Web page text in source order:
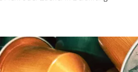
wie Feuchtigkeit, Partikel,
um sie zu erhalten
Pilzen zu verhindern.